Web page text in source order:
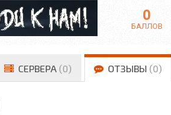
0
БАЛЛОВ
СЕРВЕРА (0) ОТЗЫВЫ (0)